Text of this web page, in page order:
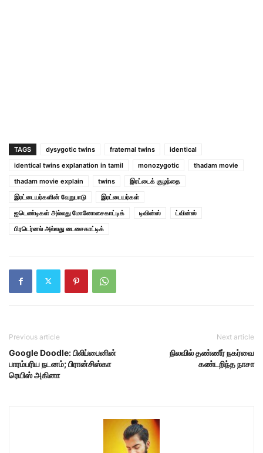
TAGS dysygotic twins fraternal twins
identical
identical twins explanation in tamil
monozygotic
thadam movie
thadam movie explain
twins
இரட்டைக் குழந்தை
இரட்டையர்களின் வேறுபாடு
இரட்டையர்கள்
ஐடெண்டிகள் அல்லது மோனோசைகாட்டிக்
டிவின்ஸ்
ட்வின்ஸ்
பிரடெர்னல் அல்லது டைசைகாட்டிக்
Previous article
Google Doodle: பிலிப்பைனின்
பாரம்பரிய நடனம்; பிரான்சிஸ்கா
ரெயிஸ் அகினா
Next article
நிலவில் தண்ணீர் நகர்வை
கண்டறிந்த நாசா